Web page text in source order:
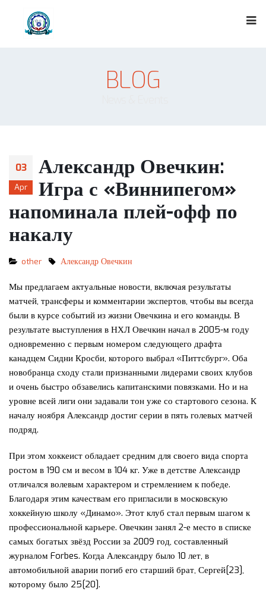
BLOG
03
Apr
Александр Овечкин:
Игра с «Виннипегом»
напоминала плей-офф по
накалу
other Александр Овечкин
Мы предлагаем актуальные новости, включая результаты
матчей, трансферы и комментарии экспертов, чтобы вы всегда
были в курсе событий из жизни Овечкина и его команды. В
результате выступления в НХЛ Овечкин начал в 2005-м году
одновременно с первым номером следующего драфта
канадцем Сидни Кросби, которого выбрал «Питтсбург». Оба
новобранца сходу стали признанными лидерами своих клубов
и очень быстро обзавелись капитанскими повязками. Но и на
уровне всей лиги они задавали тон уже со стартового сезона. К
началу ноября Александр достиг серии в пять голевых матчей
подряд.
При этом хоккеист обладает средним для своего вида спорта
ростом в 190 см и весом в 104 кг. Уже в детстве Александр
отличался волевым характером и стремлением к победе.
Благодаря этим качествам его пригласили в московскую
хоккейную школу «Динамо». Этот клуб стал первым шагом к
профессиональной карьере. Овечкин занял 2-е место в списке
самых богатых звёзд России за 2009 год, составленный
журналом Forbes. Когда Александру было 10 лет, в
автомобильной аварии погиб его старший брат, Сергей[23],
которому было 25[20].